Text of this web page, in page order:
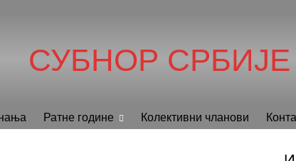
СУБНОР СРБИЈЕ
Ратне године Колективни чланови